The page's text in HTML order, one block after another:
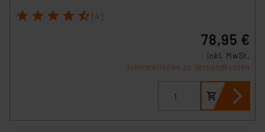
1 2 3 4 5 (4)
78,95 €
inkl. MwSt.
Informationen zu Versandkosten